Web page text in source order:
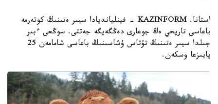
استانا. KAZINFORM - فينليانديادا سيىر ەتىنىڭ كوتەرمە
باعاسى تاريحي ەڭ جوعارى دەڭگەيگە جەتتى. سوڭعى ءبىر
جىلدا سيىر ەتىنىڭ تۇتاس ۇشاسىنىڭ باعاسى شامامەن 25
پايىزعا وسكەن.